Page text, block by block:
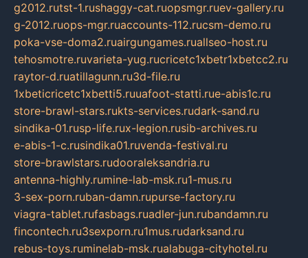
g2012.rutst-1.rushaggy-cat.ruopsmgr.ruev-gallery.ru
g-2012.ruops-mgr.ruaccounts-112.rucsm-demo.ru
poka-vse-doma2.ruairgungames.ruallseo-host.ru
tehosmotre.ruvarieta-yug.rucricetc1xbetr1xbetcc2.ru
raytor-d.ruatillagunn.ru3d-file.ru
1xbeticricetc1xbetti5.ruuafoot-statti.rue-abis1c.ru
store-brawl-stars.rukts-services.rudark-sand.ru
sindika-01.rusp-life.rux-legion.rusib-archives.ru
e-abis-1-c.rusindika01.ruvenda-festival.ru
store-brawlstars.rudooraleksandria.ru
antenna-highly.rumine-lab-msk.ru1-mus.ru
3-sex-porn.ruban-damn.rupurse-factory.ru
viagra-tablet.rufasbags.ruadler-jun.rubandamn.ru
fincontech.ru3sexporn.ru1mus.rudarksand.ru
rebus-toys.ruminelab-msk.rualabuga-cityhotel.ru